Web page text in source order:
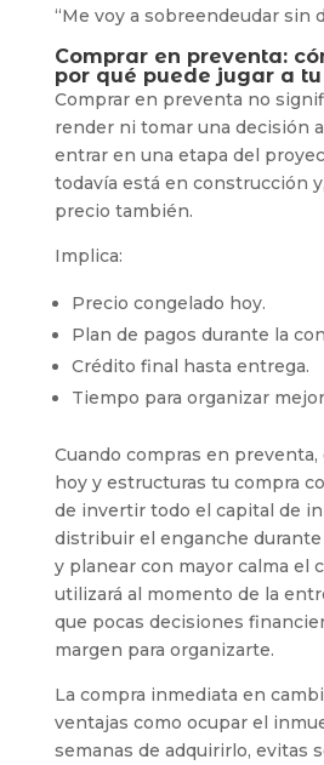
“Me voy a sobreendeudar sin
Comprar en preventa:
por qué puede jugar a
Comprar en preventa no
render ni tomar una decisión
entrar en una etapa del
todavía está en construcción
precio también.
Implica:
Precio congelado hoy.
Plan de pagos durante la
Crédito final hasta entrega.
Tiempo para organizar
Cuando compras en
hoy y estructuras tu compra
de invertir todo el capital de
distribuir el enganche durante
y planear con mayor calma el
utilizará al momento de la
que pocas decisiones
margen para organizarte.
La compra inmediata en
ventajas como ocupar el
semanas de adquirirlo, evitas